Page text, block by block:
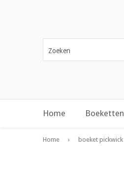
Home Boeketten
Home › boeket pickwick